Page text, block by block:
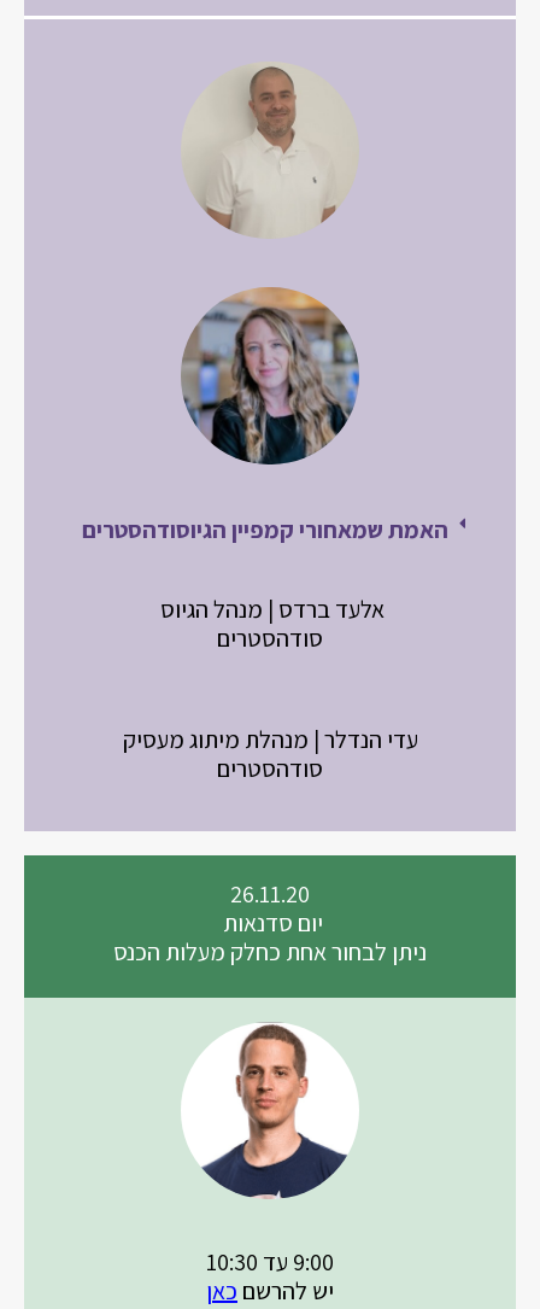
האמת שמאחורי קמפיין הגיוסודהסטרים
אלעד ברדס | מנהל הגיוס
סודהסטרים
עדי הנדלר | מנהלת מיתוג מעסיק
סודהסטרים
26.11.20
יום סדנאות
ניתן לבחור אחת כחלק מעלות הכנס
9:00 עד 10:30
יש להרשם כאן